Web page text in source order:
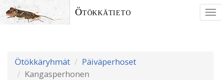
Ötökkätieto
Ötökkäryhmät
Päiväperhoset
Kangasperhonen